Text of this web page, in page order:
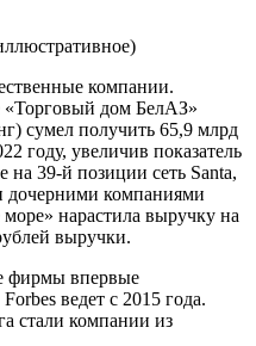
компании.
дом БелАЗ»
сумел получить 65,9 млрд
году, увеличив показатель
на 39-й позиции сеть Santa,
дочерними компаниями
нарастила выручку на
выручки.
фирмы впервые
ведет с 2015 года.
стали компании из